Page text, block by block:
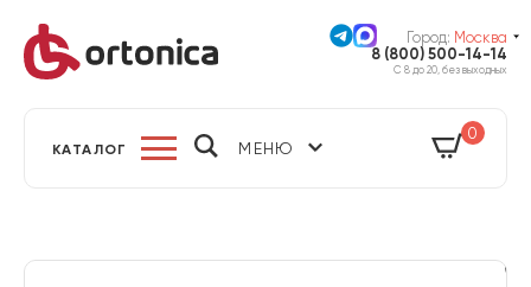
Город: Москва
8 (800) 500-14-14
С 8 до 20, без выходных
КАТАЛОГ МЕНЮ
0